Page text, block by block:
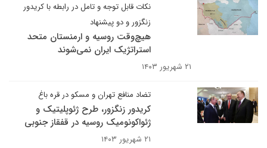
نکات قابل توجه و تامل در رابطه با کریدور
زنگزور و دو پیشنهاد
هیچ‌وقت روسیه و ارمنستان متحد
استراتژیک ایران نمی‌شوند
۲۱ شهریور ۱۴۰۳
تضاد منافع تهران و مسکو در قره باغ
کریدور زنگزور، طرح ژئوپلیتیک و
ژئواکونومیک روسیه در قفقاز جنوبی
۲۱ شهریور ۱۴۰۳